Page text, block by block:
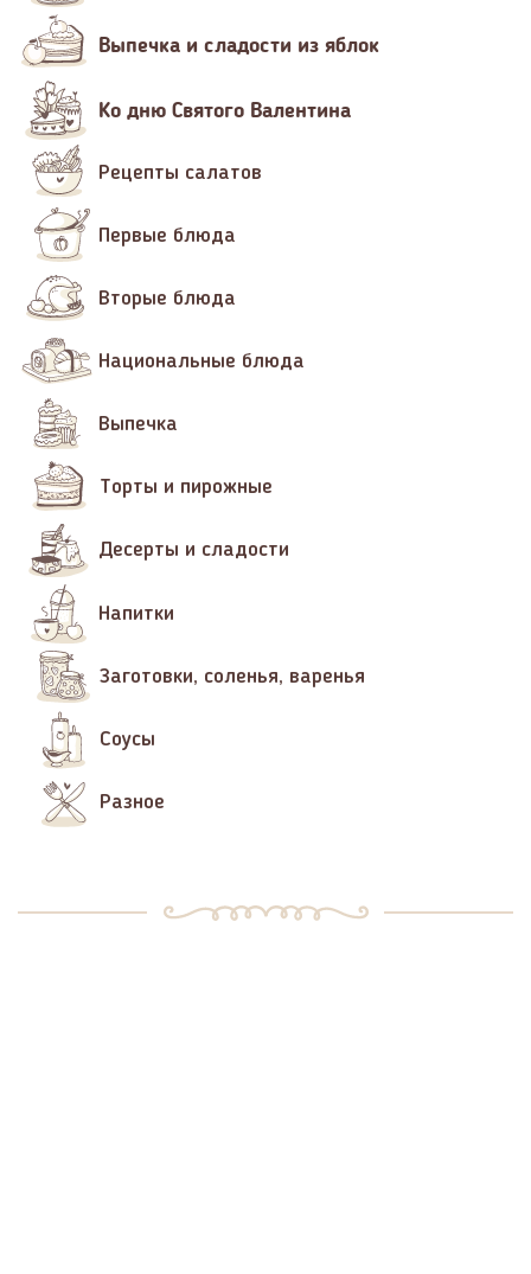
Выпечка и сладости из яблок
Ко дню Святого Валентина
Рецепты салатов
Первые блюда
Вторые блюда
Национальные блюда
Выпечка
Торты и пирожные
Десерты и сладости
Напитки
Заготовки, соленья, варенья
Соусы
Разное